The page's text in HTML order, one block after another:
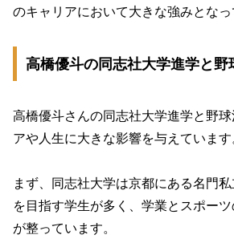
のキャリアにおいて大きな強みとなっ
高橋優斗の同志社大学進学と野
高橋優斗さんの同志社大学進学と野
アや人生に大きな影響を与えています
まず、同志社大学は京都にある名門
を目指す学生が多く、学業とスポー
が整っています。